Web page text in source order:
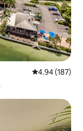
औसत रेटिंग 5 में से
4.94 (187)